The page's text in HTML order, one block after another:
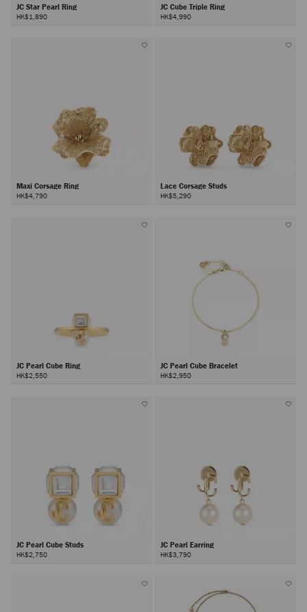
JC Star Pearl Ring
HK$1,890
JC Cube Triple Ring
HK$4,990
Maxi Corsage Ring
HK$4,790
Lace Corsage Studs
HK$5,290
JC Pearl Cube Ring
HK$2,550
JC Pearl Cube Bracelet
HK$2,950
JC Pearl Cube Studs
HK$2,750
JC Pearl Earring
HK$3,790